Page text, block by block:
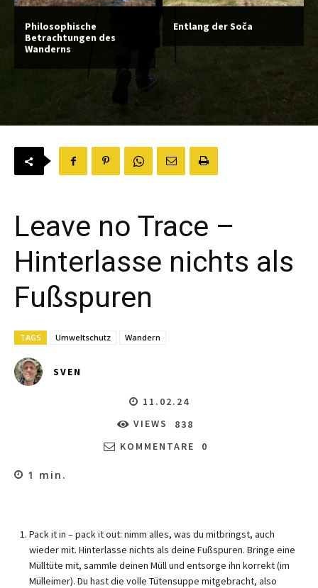
Philosophische
Betrachtungen des
Wanderns
Entlang der Soča
Leave no Trace –
Hinterlasse nichts als
Fußspuren
TAGS Umweltschutz Wandern
SVEN
11.02.24
VIEWS
838
KOMMENTARE
0
1 min.
Pack it in – pack it out: nimm alles, was du mitbringst, auch
wieder mit. Hinterlasse nichts als deine Fußspuren. Bringe eine
Mülltüte mit, sammle deinen Müll und entsorge ihn korrekt (im
Mülleimer). Du hast die volle Tütensuppe mitgebracht, also